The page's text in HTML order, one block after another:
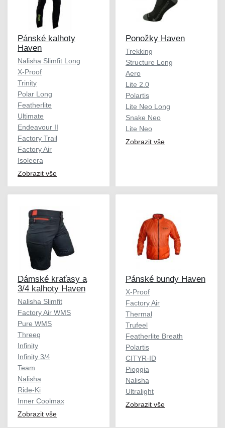
Pánské kalhoty
Haven
Nalisha Slimfit Long
X-Proof
Trinity
Polar Long
Featherlite
Ultimate
Endeavour II
Factory Trail
Factory Air
Isoleera
Zobrazit vše
Ponožky Haven
Trekking
Structure Long
Aero
Lite 2.0
Polartis
Lite Neo Long
Snake Neo
Lite Neo
Zobrazit vše
Dámské kraťasy a
3/4 kalhoty Haven
Nalisha Slimfit
Factory Air WMS
Pure WMS
Threeq
Infinity
Infinity 3/4
Team
Nalisha
Ride-Ki
Inner Coolmax
Zobrazit vše
Pánské bundy Haven
X-Proof
Factory Air
Thermal
Trufeel
Featherlite Breath
Polartis
CITYR-ID
Pioggia
Nalisha
Ultralight
Zobrazit vše